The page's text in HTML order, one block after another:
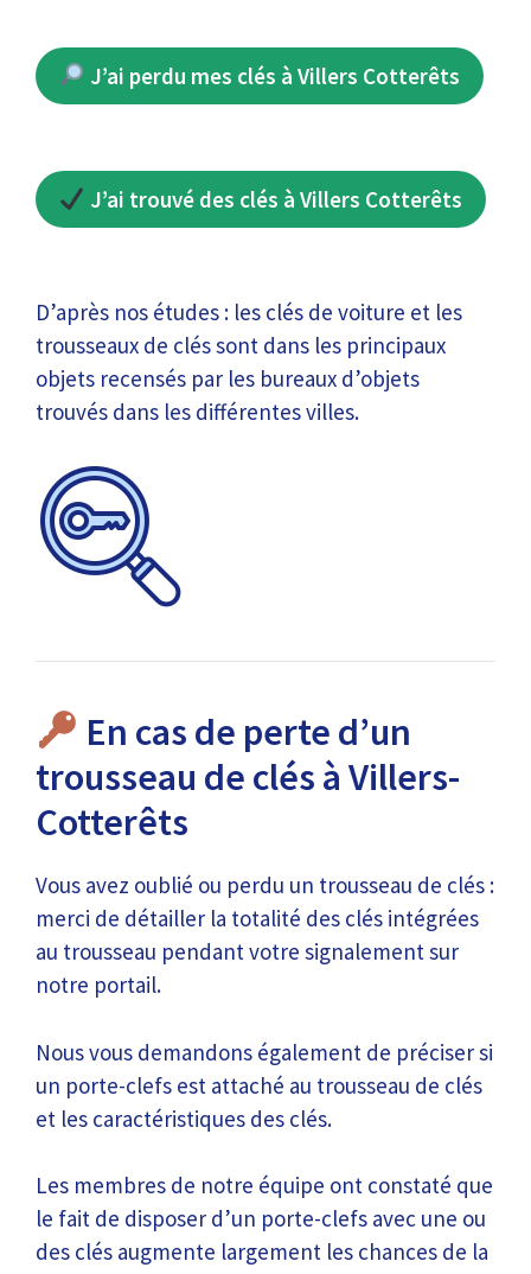
J’ai perdu mes clés à Villers Cotterêts
J’ai trouvé des clés à Villers Cotterêts
D’après nos études : les clés de voiture et les
trousseaux de clés sont dans les principaux
objets recensés par les bureaux d’objets
trouvés dans les différentes villes.
En cas de perte d’un
trousseau de clés à Villers-
Cotterêts
Vous avez oublié ou perdu un trousseau de clés :
merci de détailler la totalité des clés intégrées
au trousseau pendant votre signalement sur
notre portail.
Nous vous demandons également de préciser si
un porte-clefs est attaché au trousseau de clés
et les caractéristiques des clés.
Les membres de notre équipe ont constaté que
le fait de disposer d’un porte-clefs avec une ou
des clés augmente largement les chances de la